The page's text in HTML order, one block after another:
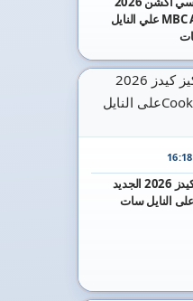
الجديد MBC ACTION علي النايل
تردد قناة كوكيز كيدز 2026 الجديد